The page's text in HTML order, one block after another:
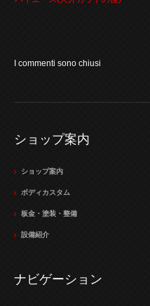
I commenti sono chiusi
ショップ案内
ショップ案内
ボディカスタム
板金・塗装・整備
設備紹介
ナビゲーション